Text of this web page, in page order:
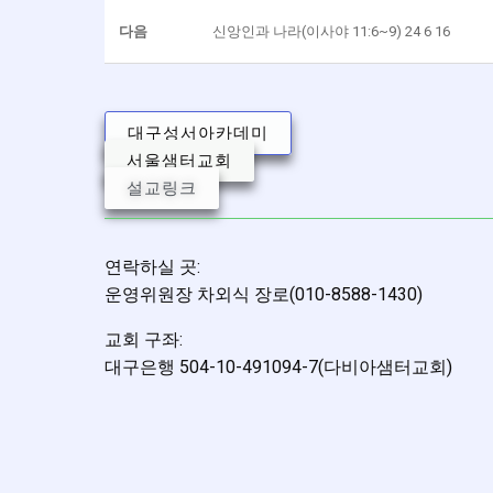
다음 신앙인과 나라(이사야 11:6~9) 24 6 16
대구성서아카데미
서울샘터교회
설교링크
연락하실 곳:
운영위원장 차외식 장로(010-8588-1430)
교회 구좌:
대구은행 504-10-491094-7(다비아샘터교회)